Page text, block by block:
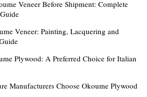
Veneer Before Shipment: Complete
Veneer: Painting, Lacquering and
Plywood: A Preferred Choice for Italian
Manufacturers Choose Okoume Plywood